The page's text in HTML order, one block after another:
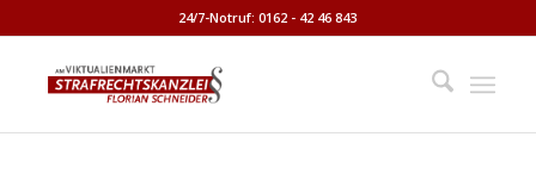
24/7-Notruf: 0162 - 42 46 843